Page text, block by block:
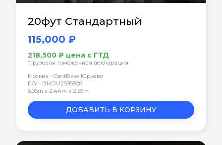
20фут Стандартный
115,000 ₽
218,500 ₽ цена с ГТД
*Грузовая таможенная декларация
Москва - ContBase Юрьево
Б/У • BMOU2595928
6.06m x 2.44m x 2.59m
ДОБАВИТЬ В КОРЗИНУ